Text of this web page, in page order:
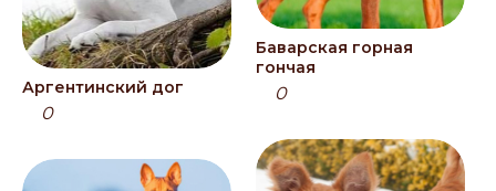
Аргентинский дог
0
Баварская горная
гончая
0